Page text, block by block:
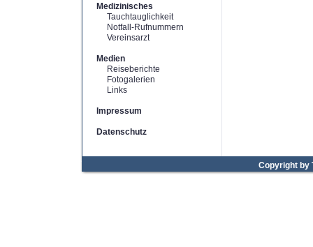
Medizinisches
Tauchtauglichkeit
Notfall-Rufnummern
Vereinsarzt
Medien
Reiseberichte
Fotogalerien
Links
Impressum
Datenschutz
Copyright by